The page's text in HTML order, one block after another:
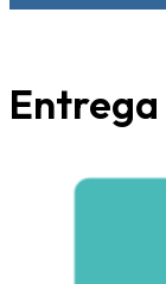
Entrega